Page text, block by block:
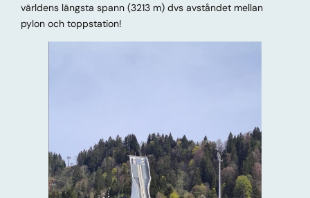
världens längsta spann (3213 m) dvs avståndet mellan
pylon och toppstation!